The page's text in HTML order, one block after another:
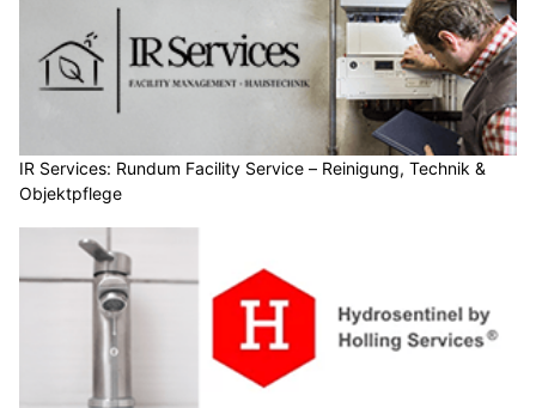
IR Services: Rundum Facility Service – Reinigung, Technik &
Objektpflege